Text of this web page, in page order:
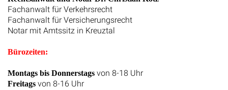
Fachanwalt für Verkehrsrecht
Fachanwalt für Versicherungsrecht
Notar mit Amtssitz in Kreuztal
Bürozeiten:
Montags bis Donnerstags von 8-18 Uhr
Freitags von 8-16 Uhr